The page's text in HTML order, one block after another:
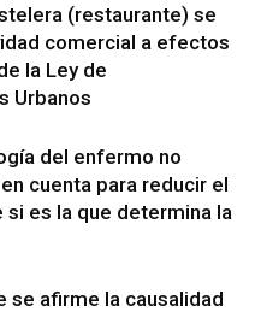
(restaurante) se
comercial a efectos
la Ley de
Urbanos
del enfermo no
cuenta para reducir el
si es la que determina la
se afirme la causalidad